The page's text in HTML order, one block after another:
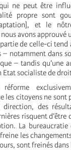
ne peut être
propre sont
et le
avons approuvé
partie de celle-ci
notamment dans
– tandis qu’une
Etat socialiste de
les citoyens ne
des
risquent d’être
La bureaucratie
les
sont freinés